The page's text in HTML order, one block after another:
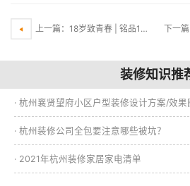
上一篇：18岁致青春 | 铭品18年庆典圆满召开 ，一起见证匠心筑品
装修知识推
· 杭州襄贤望府小区户型装修设计方案/效果
· 杭州装修公司全包要注意哪些被坑？
· 2021年杭州装修家居家电清单